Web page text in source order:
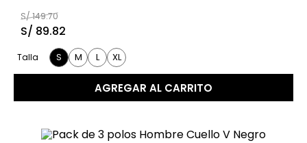
S/149.70
S/ 89.82
Talla S M L XL
AGREGAR AL CARRITO